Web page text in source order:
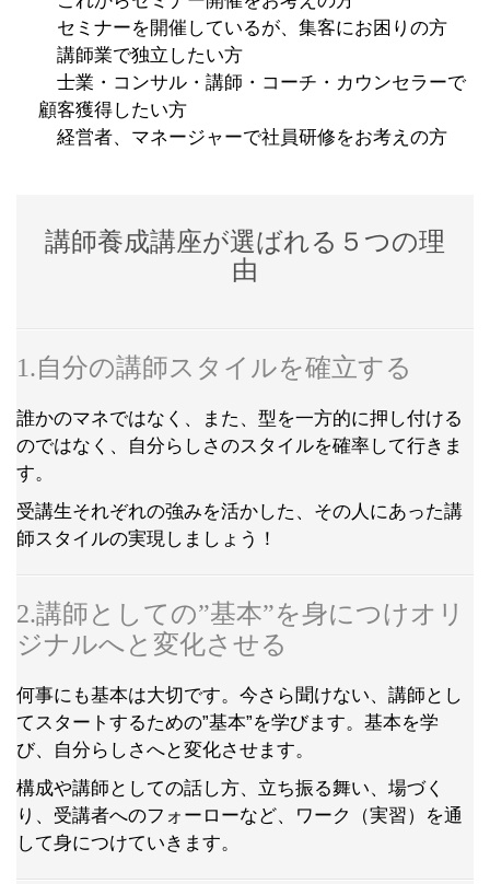
セミナーを開催しているが、集客にお困りの方
講師業で独立したい方
士業・コンサル・講師・コーチ・カウンセラーで
顧客獲得したい方
経営者、マネージャーで社員研修をお考えの方
講師養成講座が選ばれる５つの理
由
1.自分の講師スタイルを確立する
誰かのマネではなく、また、型を一方的に押し付ける
のではなく、自分らしさのスタイルを確率して行きま
す。
受講生それぞれの強みを活かした、その人にあった講
師スタイルの実現しましょう！
2.講師としての”基本”を身につけオリ
ジナルへと変化させる
何事にも基本は大切です。今さら聞けない、講師とし
てスタートするための”基本”を学びます。基本を学
び、自分らしさへと変化させます。
構成や講師としての話し方、立ち振る舞い、場づく
り、受講者へのフォーローなど、ワーク（実習）を通
して身につけていきます。